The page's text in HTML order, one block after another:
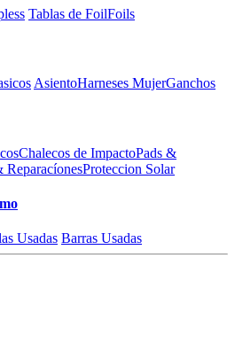
Tablas de FoilFoils
AsientoHarneses MujerGanchos
Chalecos de ImpactoPads &
ReparacíonesProteccion Solar
Usadas Barras Usadas